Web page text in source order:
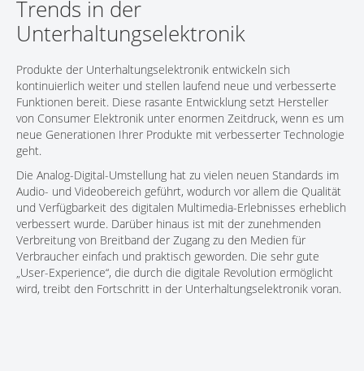
KONTAKT
Trends in der
Unterhaltungselektronik
Produkte der Unterhaltungselektronik entwickeln sich
kontinuierlich weiter und stellen laufend neue und verbesserte
Funktionen bereit. Diese rasante Entwicklung setzt Hersteller
von Consumer Elektronik unter enormen Zeitdruck, wenn es um
neue Generationen Ihrer Produkte mit verbesserter Technologie
geht.
Die Analog-Digital-Umstellung hat zu vielen neuen Standards im
Audio- und Videobereich geführt, wodurch vor allem die Qualität
und Verfügbarkeit des digitalen Multimedia-Erlebnisses erheblich
verbessert wurde. Darüber hinaus ist mit der zunehmenden
Verbreitung von Breitband der Zugang zu den Medien für
Verbraucher einfach und praktisch geworden. Die sehr gute
„User-Experience“, die durch die digitale Revolution ermöglicht
wird, treibt den Fortschritt in der Unterhaltungselektronik voran.